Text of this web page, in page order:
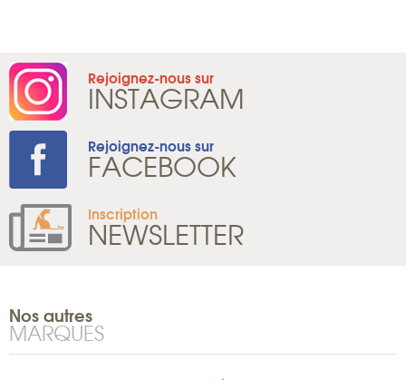
Rejoignez-nous sur
INSTAGRAM
Rejoignez-nous sur
FACEBOOK
Inscription
NEWSLETTER
Nos autres
MARQUES